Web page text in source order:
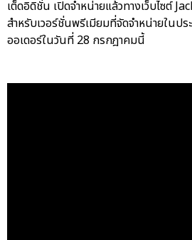
เต็ดอิดิชั่น เปิดจำหน่ายแล้วทางเว็บไซต์
สำหรับเวอร์ชั่นพรีเมียมที่จัดจำหน่ายในปร
ออเดอร์ในวันที่ 28 กรกฎาคมนี้